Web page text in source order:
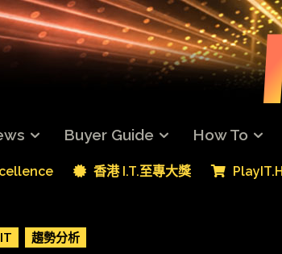
Buyer Guide How To
香港 I.T.至專大獎
趨勢分析